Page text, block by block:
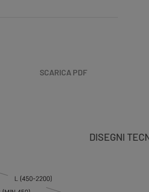
SCARICA PDF
DISEGNI